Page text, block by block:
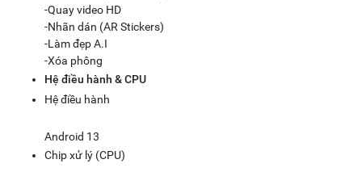
-Quay video HD
-Nhãn dán (AR Stickers)
-Làm đẹp A.I
-Xóa phông
Hệ điều hành & CPU
Hệ điều hành
Android 13
Chip xử lý (CPU)